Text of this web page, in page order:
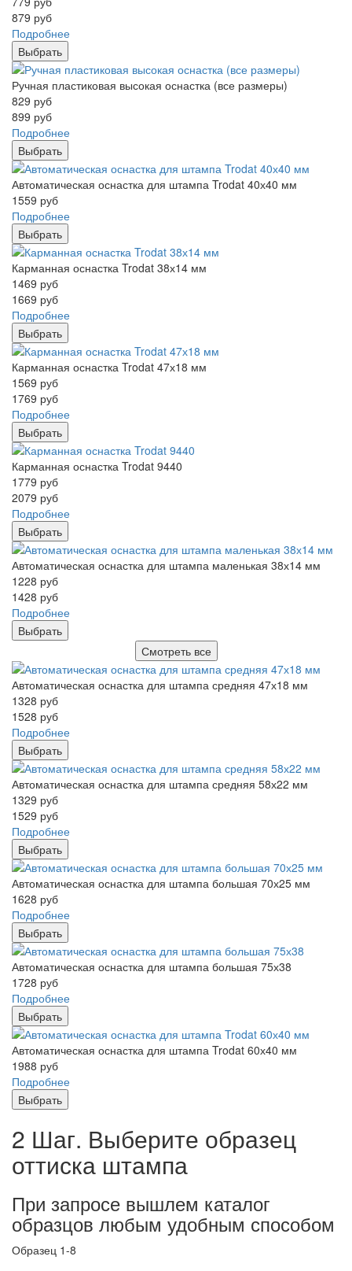
879 руб
Подробнее
Выбрать
Ручная пластиковая высокая оснастка (все размеры)
829 руб
899 руб
Подробнее
Выбрать
Автоматическая оснастка для штампа Trodat 40х40 мм
1559 руб
Подробнее
Выбрать
Карманная оснастка Trodat 38х14 мм
1469 руб
1669 руб
Подробнее
Выбрать
Карманная оснастка Trodat 47х18 мм
1569 руб
1769 руб
Подробнее
Выбрать
Карманная оснастка Trodat 9440
1779 руб
2079 руб
Подробнее
Выбрать
Автоматическая оснастка для штампа маленькая 38х14 мм
1228 руб
1428 руб
Подробнее
Выбрать
Смотреть все
Автоматическая оснастка для штампа средняя 47х18 мм
1328 руб
1528 руб
Подробнее
Выбрать
Автоматическая оснастка для штампа средняя 58х22 мм
1329 руб
1529 руб
Подробнее
Выбрать
Автоматическая оснастка для штампа большая 70х25 мм
1628 руб
Подробнее
Выбрать
Автоматическая оснастка для штампа большая 75х38
1728 руб
Подробнее
Выбрать
Автоматическая оснастка для штампа Trodat 60х40 мм
1988 руб
Подробнее
Выбрать
2 Шаг. Выберите образец
оттиска штампа
При запросе вышлем каталог
образцов любым удобным способом
Образец 1-8